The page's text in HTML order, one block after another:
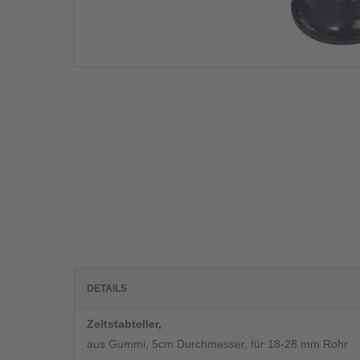
DETAILS
Zeltstabteller,
aus Gummi, 5cm Durchmesser, für 18-28 mm Rohr